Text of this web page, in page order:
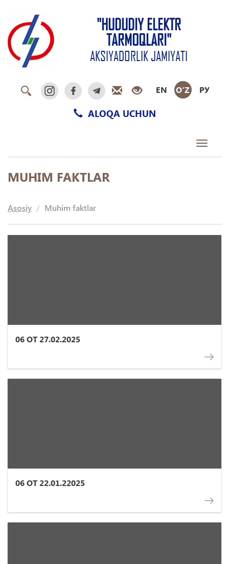
"HUDUDIY ELEKTR
TARMOQLARI"
AKSIYADORLIK JAMIYATI
EN O‘Z РУ
ALOQA UCHUN
Toggle
MUHIM FAKTLAR
Asosiy Muhim faktlar
06 ОТ 27.02.2025
06 ОТ 22.01.22025